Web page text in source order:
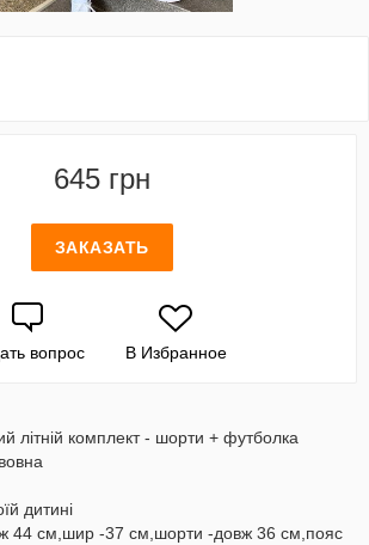
645 грн
ЗАКАЗАТЬ
вопрос В Избранное
літній комплект - шорти + футболка
дитині
44 см,шир -37 см,шорти -довж 36 см,пояс